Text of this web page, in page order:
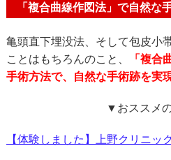
「複合曲線作図法」で自然な
亀頭直下埋没法、そして包皮小
ことはもちろんのこと、
「複合
手術方法で、自然な手術跡を実
▼おススメ
【体験しました】上野クリニッ